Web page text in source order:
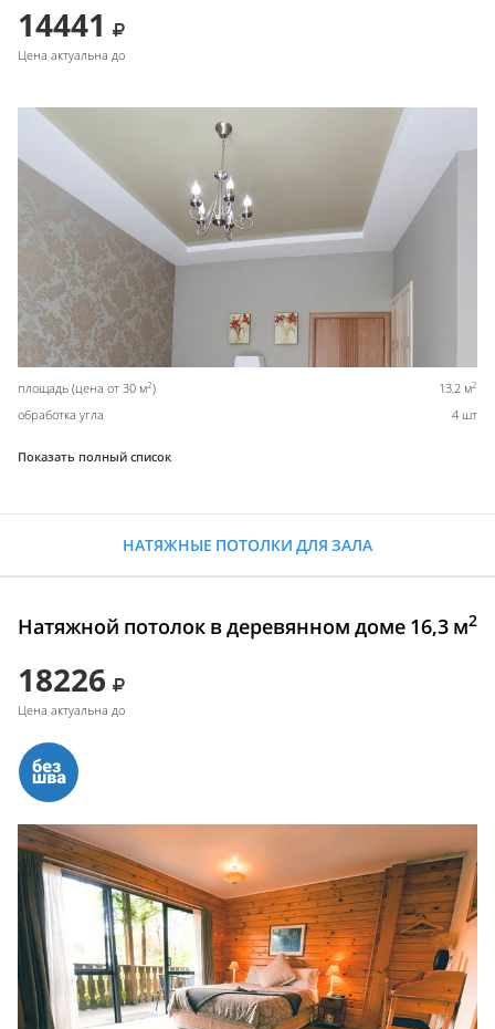
14441
Цена актуальна до
площадь (цена от 30 м2) 13,2 м2
обработка угла 4 шт
Показать полный список
НАТЯЖНЫЕ ПОТОЛКИ ДЛЯ ЗАЛА
Натяжной потолок в деревянном доме 16,3 м2
18226
Цена актуальна до